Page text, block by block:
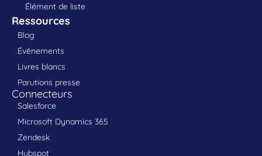
Élément de liste
Ressources
Blog
Événements
Livres blancs
Parutions presse
Connecteurs
Salesforce
Microsoft Dynamics 365
Zendesk
Hubspot